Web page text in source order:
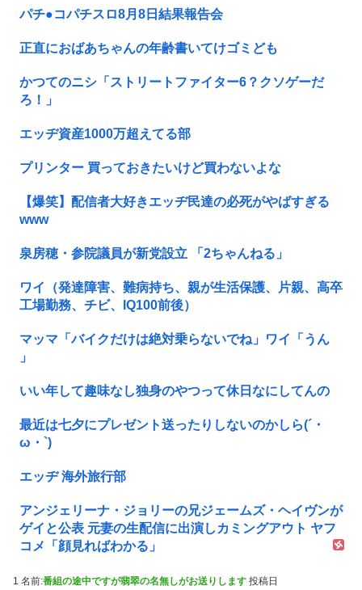
パチ●コパチスロ8月8日結果報告会
正直におばあちゃんの年齢書いてけゴミども
かつてのニシ「ストリートファイター6？クソゲーだ
ろ！」
エッヂ資産1000万超えてる部
プリンター 買っておきたいけど買わないよな
【爆笑】配信者大好きエッヂ民達の必死がやばすぎる
www
泉房穂・参院議員が新党設立 「2ちゃんねる」
ワイ（発達障害、難病持ち、親が生活保護、片親、高卒
工場勤務、チビ、IQ100前後）
マッマ「バイクだけは絶対乗らないでね」ワイ「うん
」
いい年して趣味なし独身のやつって休日なにしてんの
最近は七夕にプレゼント送ったりしないのかしら(´・
ω・`)
エッヂ 海外旅行部
アンジェリーナ・ジョリーの兄ジェームズ・ヘイヴンが
ゲイと公表 元妻の生配信に出演しカミングアウト ヤフ
コメ「顔見ればわかる」
1 名前:番組の途中ですが翡翠の名無しがお送りします 投稿日